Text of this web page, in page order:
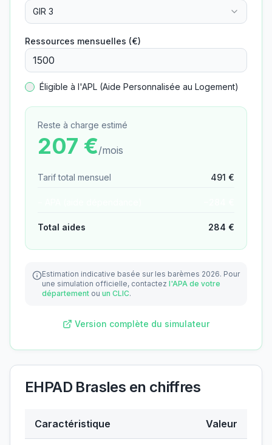
GIR 3
Ressources mensuelles (€)
Éligible à l'APL (Aide Personnalisée au Logement)
Reste à charge estimé
207 €/mois
Tarif total mensuel 491 €
Total aides 284 €
Estimation indicative basée sur les barèmes 2026. Pour
une simulation officielle, contactez l'APA de votre
département ou un CLIC.
Version complète du simulateur
EHPAD Brasles en chiffres
Caractéristique Valeur